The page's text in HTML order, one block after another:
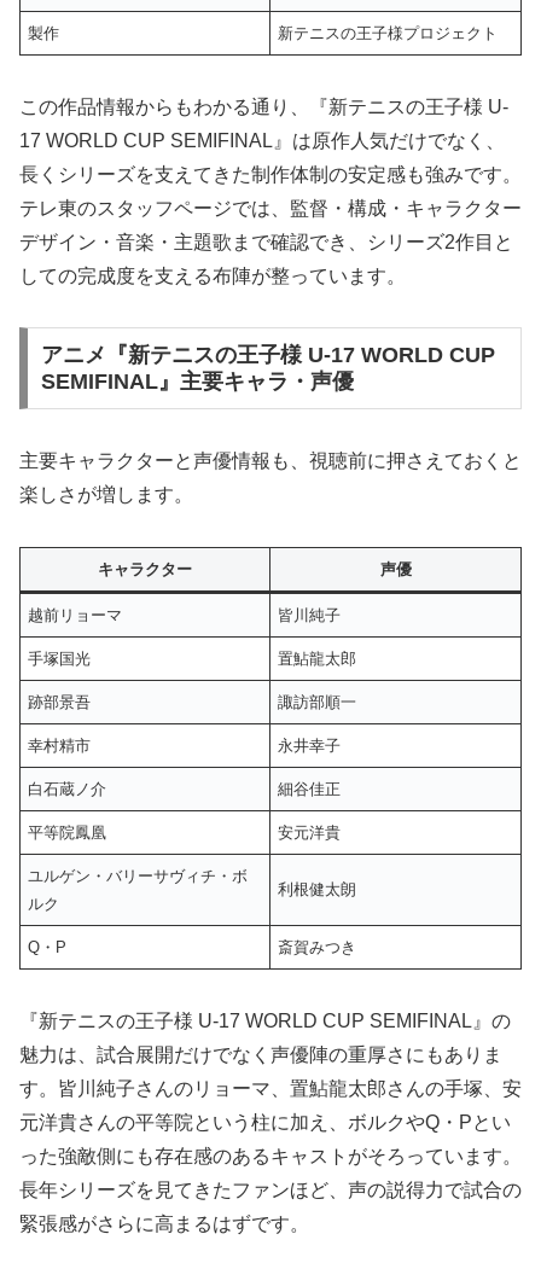
製作 新テニスの王子様プロジェクト
この作品情報からもわかる通り、『新テニスの王子様 U-
17 WORLD CUP SEMIFINAL』は原作人気だけでなく、
長くシリーズを支えてきた制作体制の安定感も強みです。
テレ東のスタッフページでは、監督・構成・キャラクター
デザイン・音楽・主題歌まで確認でき、シリーズ2作目と
しての完成度を支える布陣が整っています。
アニメ『新テニスの王子様 U-17 WORLD CUP
SEMIFINAL』主要キャラ・声優
主要キャラクターと声優情報も、視聴前に押さえておくと
楽しさが増します。
キャラクター 声優
越前リョーマ 皆川純子
手塚国光 置鮎龍太郎
跡部景吾 諏訪部順一
幸村精市 永井幸子
白石蔵ノ介 細谷佳正
平等院鳳凰 安元洋貴
ユルゲン・バリーサヴィチ・ボ
ルク
利根健太朗
Q・P 斎賀みつき
『新テニスの王子様 U-17 WORLD CUP SEMIFINAL』の
魅力は、試合展開だけでなく声優陣の重厚さにもありま
す。皆川純子さんのリョーマ、置鮎龍太郎さんの手塚、安
元洋貴さんの平等院という柱に加え、ボルクやQ・Pとい
った強敵側にも存在感のあるキャストがそろっています。
長年シリーズを見てきたファンほど、声の説得力で試合の
緊張感がさらに高まるはずです。